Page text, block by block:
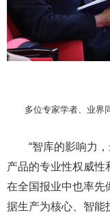
多位专家学者、业界同
“智库的影响力，
产品的专业性权威性
在全国报业中也率先
据生产为核心、智能